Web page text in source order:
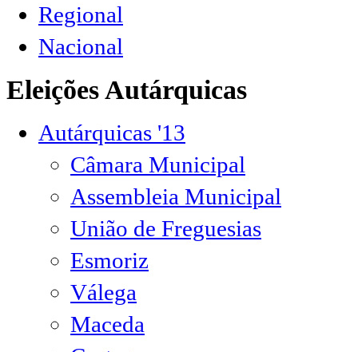
Regional
Nacional
Eleições Autárquicas
Autárquicas '13
Câmara Municipal
Assembleia Municipal
União de Freguesias
Esmoriz
Válega
Maceda